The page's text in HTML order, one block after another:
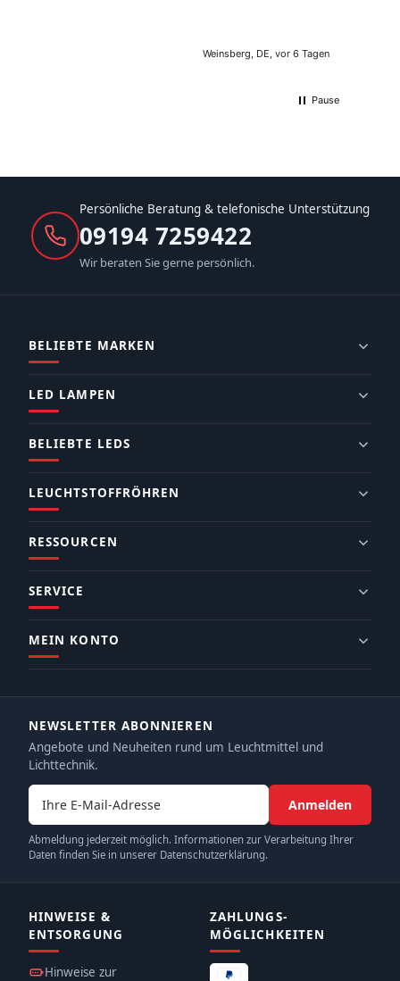
Weinsberg, DE, vor 6 Tagen
Pause
Persönliche Beratung & telefonische Unterstützung
09194 7259422
Wir beraten Sie gerne persönlich.
BELIEBTE MARKEN
LED LAMPEN
BELIEBTE LEDS
LEUCHTSTOFFRÖHREN
RESSOURCEN
SERVICE
MEIN KONTO
NEWSLETTER ABONNIEREN
Angebote und Neuheiten rund um Leuchtmittel und
Lichttechnik.
E-Mail-Adresse
Anmelden
Abmeldung jederzeit möglich. Informationen zur Verarbeitung Ihrer
Daten finden Sie in unserer Datenschutzerklärung.
HINWEISE &
ENTSORGUNG
Hinweise zur
ZAHLUNGS­
MÖGLICHKEITEN